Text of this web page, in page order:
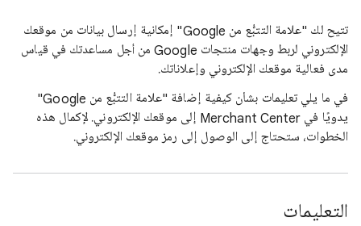
تتيح لك "علامة التتبُّع من Google" إمكانية إرسال بيانات من موقعك
الإلكتروني لربط وجهات منتجات Google من أجل مساعدتك في قياس
مدى فعالية موقعك الإلكتروني وإعلاناتك.
في ما يلي تعليمات بشأن كيفية إضافة "علامة التتبُّع من Google"
يدويًا في Merchant Center إلى موقعك الإلكتروني. لإكمال هذه
الخطوات، ستحتاج إلى الوصول إلى رمز موقعك الإلكتروني.
التعليمات